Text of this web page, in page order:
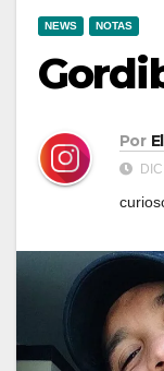
NEWS NOTAS
Por